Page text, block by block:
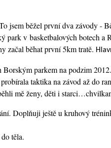
jsem běžel první dva závody -
v basketbalových botech a
začal běhat první 5km tratě.
parkem na podzim
taktika na závod až do
mě ženy, děti i
Doplňuji ještě u kruhový
těla.